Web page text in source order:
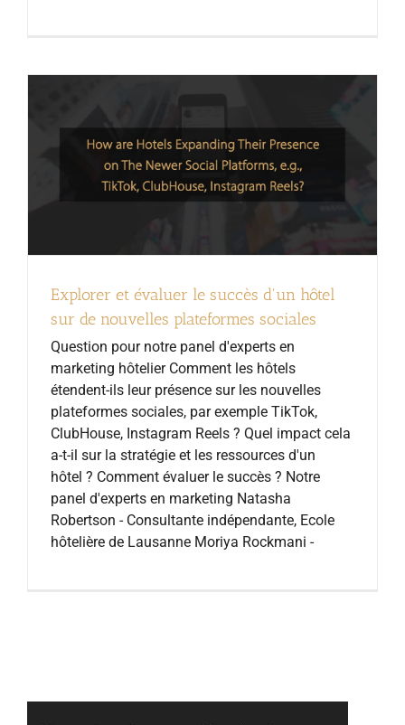
Explorer et évaluer le succès d'un hôtel
sur de nouvelles plateformes sociales
Question pour notre panel d'experts en
marketing hôtelier Comment les hôtels
étendent-ils leur présence sur les nouvelles
plateformes sociales, par exemple TikTok,
ClubHouse, Instagram Reels ? Quel impact cela
a-t-il sur la stratégie et les ressources d'un
hôtel ? Comment évaluer le succès ? Notre
panel d'experts en marketing Natasha
Robertson - Consultante indépendante, Ecole
hôtelière de Lausanne Moriya Rockmani -